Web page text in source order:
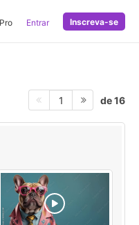
Entrar Inscreva-se
1 de 16